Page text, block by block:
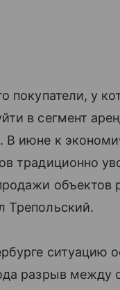
покупатели, у
в сегмент
В июне к
традиционно
объектов
Трепольский.
ситуацию
разрыв между